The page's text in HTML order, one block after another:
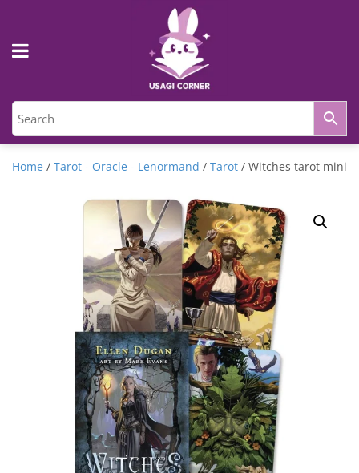
Home / Tarot - Oracle - Lenormand / Tarot / Witches tarot mini